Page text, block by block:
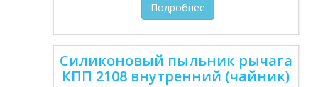
Подробнее
Силиконовый пыльник рычага
КПП 2108 внутренний (чайник)